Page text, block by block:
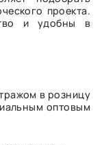
проекта.
и удобны в
в розницу
оптовым